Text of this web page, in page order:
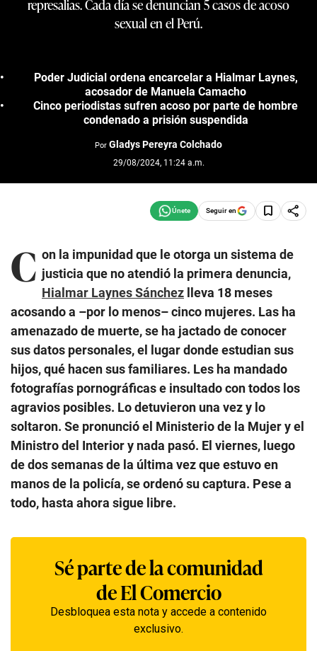
represalias. Cada día se denuncian 5 casos de acoso
sexual en el Perú.
Poder Judicial ordena encarcelar a Hialmar Laynes,
acosador de Manuela Camacho
Cinco periodistas sufren acoso por parte de hombre
condenado a prisión suspendida
Por Gladys Pereyra Colchado
29/08/2024, 11:24 a.m.
Seguir en
C on la impunidad que le otorga un sistema de
justicia que no atendió la primera denuncia,
Hialmar Laynes Sánchez lleva 18 meses
acosando a –por lo menos– cinco mujeres. Las ha
amenazado de muerte, se ha jactado de conocer
sus datos personales, el lugar donde estudian sus
hijos, qué hacen sus familiares. Les ha mandado
fotografías pornográficas e insultado con todos los
agravios posibles. Lo detuvieron una vez y lo
soltaron. Se pronunció el Ministerio de la Mujer y el
Ministro del Interior y nada pasó. El viernes, luego
de dos semanas de la última vez que estuvo en
manos de la policía, se ordenó su captura. Pese a
todo, hasta ahora sigue libre.